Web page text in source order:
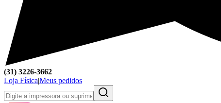
(31) 3226-3662
Loja Física|Meus pedidos